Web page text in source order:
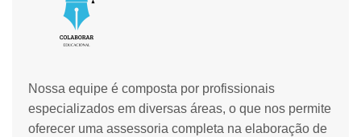
Nossa equipe é composta por profissionais
especializados em diversas áreas, o que nos permite
oferecer uma assessoria completa na elaboração de